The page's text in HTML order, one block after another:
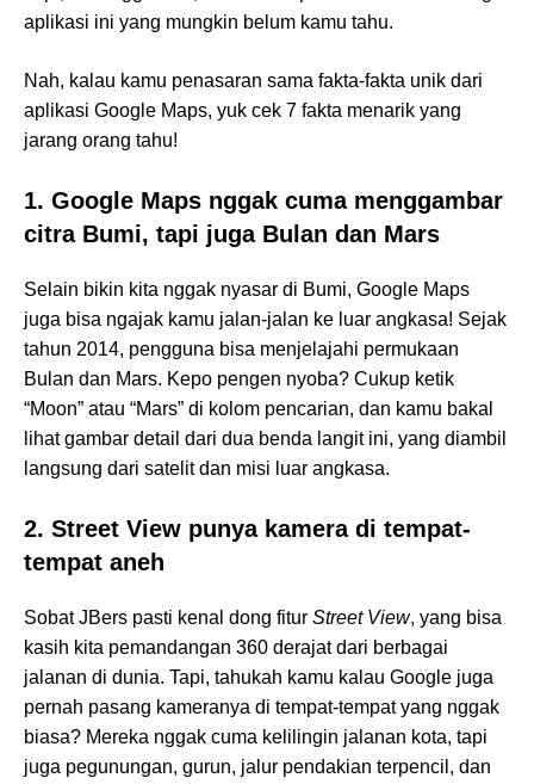
aplikasi ini yang mungkin belum kamu tahu.
Nah, kalau kamu penasaran sama fakta-fakta unik dari
aplikasi Google Maps, yuk cek 7 fakta menarik yang
jarang orang tahu!
1. Google Maps nggak cuma menggambar
citra Bumi, tapi juga Bulan dan Mars
Selain bikin kita nggak nyasar di Bumi, Google Maps
juga bisa ngajak kamu jalan-jalan ke luar angkasa! Sejak
tahun 2014, pengguna bisa menjelajahi permukaan
Bulan dan Mars. Kepo pengen nyoba? Cukup ketik
“Moon” atau “Mars” di kolom pencarian, dan kamu bakal
lihat gambar detail dari dua benda langit ini, yang diambil
langsung dari satelit dan misi luar angkasa.
2. Street View punya kamera di tempat-
tempat aneh
Sobat JBers pasti kenal dong fitur Street View, yang bisa
kasih kita pemandangan 360 derajat dari berbagai
jalanan di dunia. Tapi, tahukah kamu kalau Google juga
pernah pasang kameranya di tempat-tempat yang nggak
biasa? Mereka nggak cuma kelilingin jalanan kota, tapi
juga pegunungan, gurun, jalur pendakian terpencil, dan